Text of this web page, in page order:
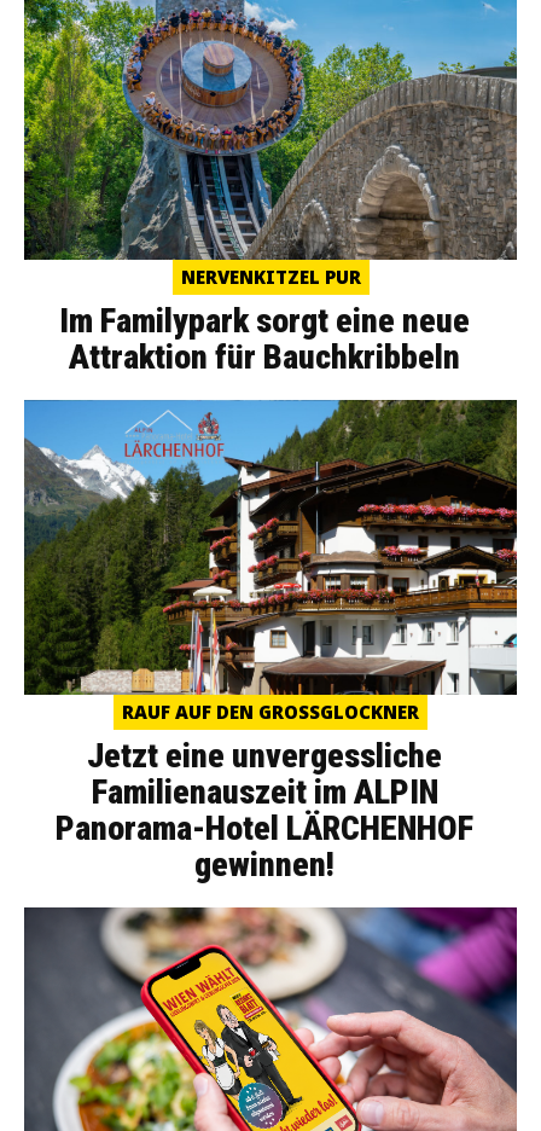
NERVENKITZEL PUR
Im Familypark sorgt eine neue
Attraktion für Bauchkribbeln
RAUF AUF DEN GROSSGLOCKNER
Jetzt eine unvergessliche
Familienauszeit im ALPIN
Panorama-Hotel LÄRCHENHOF
gewinnen!